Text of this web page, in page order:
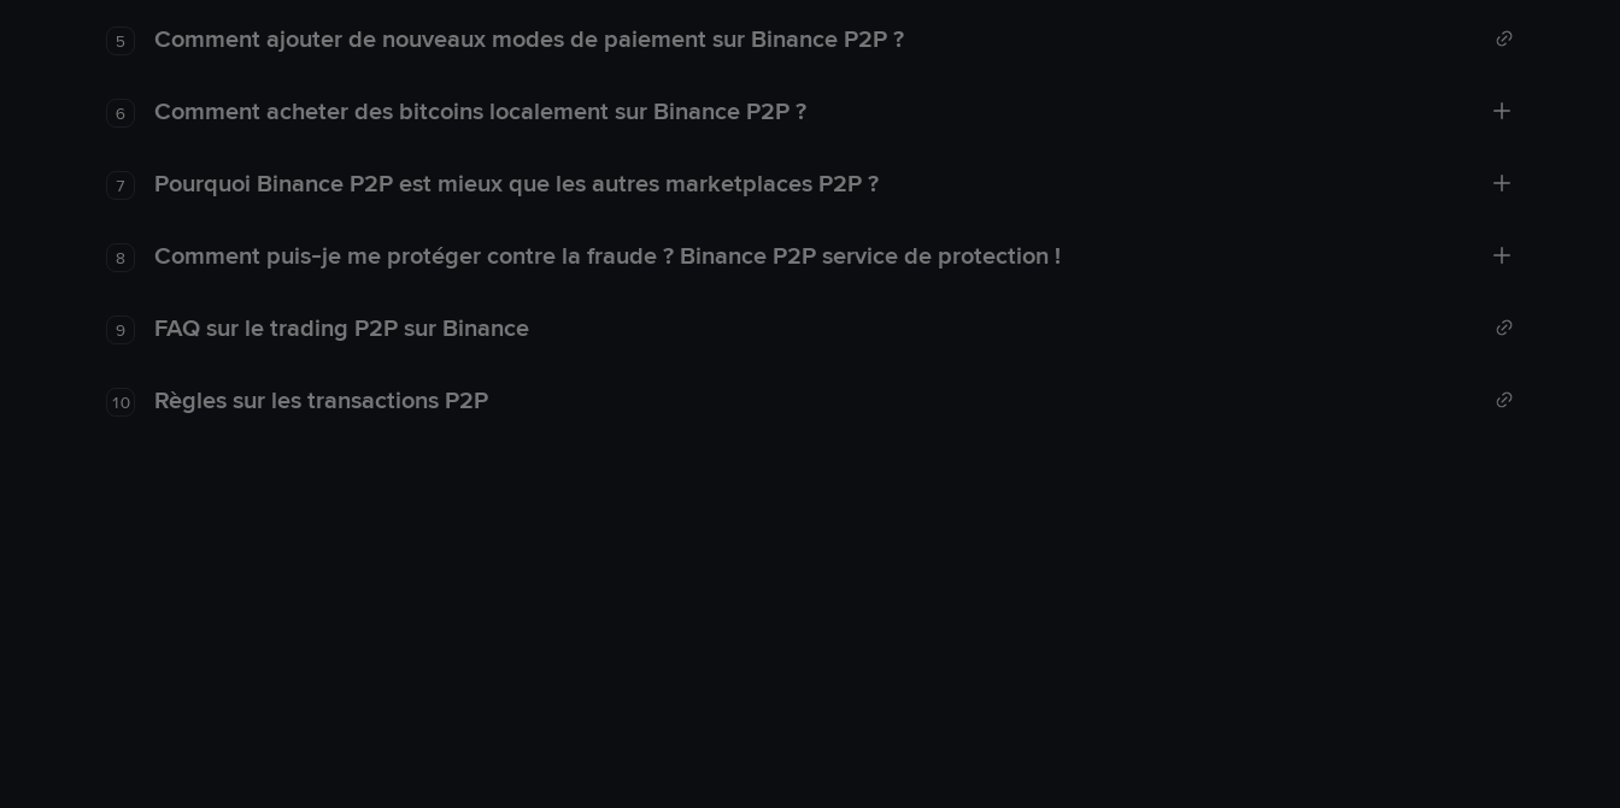
5 Comment ajouter de nouveaux modes de paiement sur Binance P2P ?
6 Comment acheter des bitcoins localement sur Binance P2P ?
7 Pourquoi Binance P2P est mieux que les autres marketplaces P2P ?
8 Comment puis-je me protéger contre la fraude ? Binance P2P service de protection !
9 FAQ sur le trading P2P sur Binance
10 Règles sur les transactions P2P